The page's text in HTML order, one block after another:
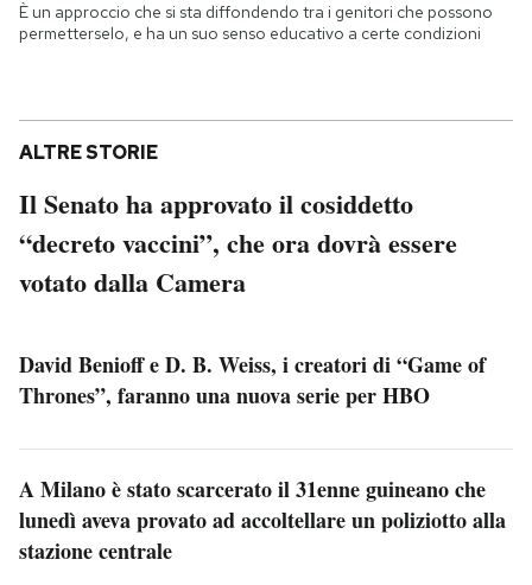
È un approccio che si sta diffondendo tra i genitori che possono
permetterselo, e ha un suo senso educativo a certe condizioni
ALTRE STORIE
Il Senato ha approvato il cosiddetto
“decreto vaccini”, che ora dovrà essere
votato dalla Camera
David Benioff e D. B. Weiss, i creatori di “Game of
Thrones”, faranno una nuova serie per HBO
A Milano è stato scarcerato il 31enne guineano che
lunedì aveva provato ad accoltellare un poliziotto alla
stazione centrale